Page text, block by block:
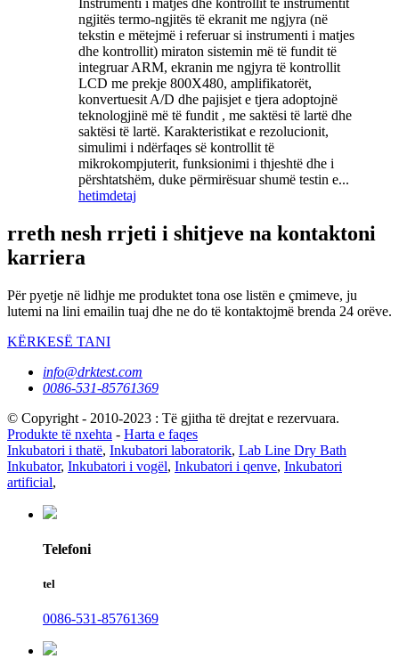
Instrumenti i matjes dhe kontrollit të instrumentit
ngjitës termo-ngjitës të ekranit me ngjyra (në
tekstin e mëtejmë i referuar si instrumenti i matjes
dhe kontrollit) miraton sistemin më të fundit të
integruar ARM, ekranin me ngjyra të kontrollit
LCD me prekje 800X480, amplifikatorët,
konvertuesit A/D dhe pajisjet e tjera adoptojnë
teknologjinë më të fundit , me saktësi të lartë dhe
saktësi të lartë. Karakteristikat e rezolucionit,
simulimi i ndërfaqes së kontrollit të
mikrokompjuterit, funksionimi i thjeshtë dhe i
përshtatshëm, duke përmirësuar shumë testin e...
hetimdetaj
rreth nesh rrjeti i shitjeve na kontaktoni
karriera
Për pyetje në lidhje me produktet tona ose listën e çmimeve, ju
lutemi na lini emailin tuaj dhe ne do të kontaktojmë brenda 24 orëve.
KËRKESË TANI
info@drktest.com
0086-531-85761369
© Copyright - 2010-2023 : Të gjitha të drejtat e rezervuara.
Produkte të nxehta - Harta e faqes
Inkubatori i thatë, Inkubatori laboratorik, Lab Line Dry Bath
Inkubator, Inkubatori i vogël, Inkubatori i qenve, Inkubatori
artificial,
Telefoni
tel
0086-531-85761369